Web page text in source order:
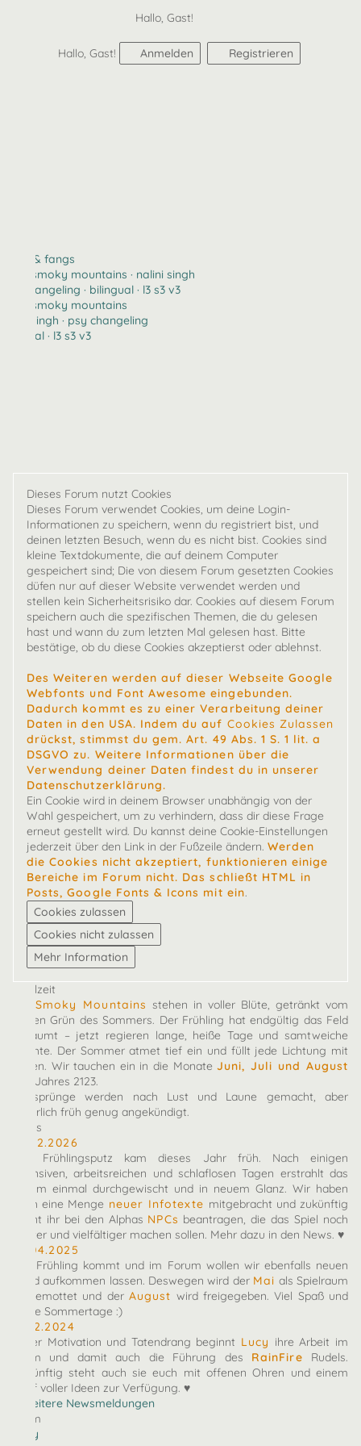
Hallo, Gast!
Hallo, Gast! Anmelden Registrieren
claws & fangs
2123 · smoky mountains · nalini singh
psy changeling · bilingual · l3 s3 v3
2123 · smoky mountains
nalini singh · psy changeling
bilingual · l3 s3 v3
Dieses Forum nutzt Cookies
Dieses Forum verwendet Cookies, um deine Login-
Informationen zu speichern, wenn du registriert bist, und
deinen letzten Besuch, wenn du es nicht bist. Cookies sind
kleine Textdokumente, die auf deinem Computer
gespeichert sind; Die von diesem Forum gesetzten Cookies
düfen nur auf dieser Website verwendet werden und
stellen kein Sicherheitsrisiko dar. Cookies auf diesem Forum
speichern auch die spezifischen Themen, die du gelesen
hast und wann du zum letzten Mal gelesen hast. Bitte
bestätige, ob du diese Cookies akzeptierst oder ablehnst.
Des Weiteren werden auf dieser Webseite Google
Webfonts und Font Awesome eingebunden.
Dadurch kommt es zu einer Verarbeitung deiner
Daten in den USA. Indem du auf Cookies Zulassen
drückst, stimmst du gem. Art. 49 Abs. 1 S. 1 lit. a
DSGVO zu. Weitere Informationen über die
Verwendung deiner Daten findest du in unserer
Datenschutzerklärung.
Ein Cookie wird in deinem Browser unabhängig von der
Wahl gespeichert, um zu verhindern, dass dir diese Frage
erneut gestellt wird. Du kannst deine Cookie-Einstellungen
jederzeit über den Link in der Fußzeile ändern. Werden
die Cookies nicht akzeptiert, funktionieren einige
Bereiche im Forum nicht. Das schließt HTML in
Posts, Google Fonts & Icons mit ein.
Spielzeit
DieSmoky Mountains stehen in voller Blüte, getränkt vom
satten Grün des Sommers. Der Frühling hat endgültig das Feld
geräumt – jetzt regieren lange, heiße Tage und samtweiche
Nächte. Der Sommer atmet tief ein und füllt jede Lichtung mit
Leben. Wir tauchen ein in die MonateJuni, Juli und August
des Jahres 2123.
Zeitsprünge werden nach Lust und Laune gemacht, aber
natürlich früh genug angekündigt.
News
10.02.2026
Der Frühlingsputz kam dieses Jahr früh. Nach einigen
intensiven, arbeitsreichen und schlaflosen Tagen erstrahlt das
Forum einmal durchgewischt und in neuem Glanz. Wir haben
euch eine Menge neuer Infotexte mitgebracht und zukünftig
könnt ihr bei den Alphas NPCs beantragen, die das Spiel noch
bunter und vielfältiger machen sollen. Mehr dazu in den News. ♥
27.04.2025
Der Frühling kommt und im Forum wollen wir ebenfalls neuen
Wind aufkommen lassen. Deswegen wird der Mai als Spielraum
eingemottet und derAugust wird freigegeben. Viel Spaß und
heiße Sommertage :)
07.12.2024
Voller Motivation und Tatendrang beginnt Lucy ihre Arbeit im
Team und damit auch die Führung des RainFire Rudels.
Zukünftig steht auch sie euch mit offenen Ohren und einem
Kopf voller Ideen zur Verfügung. ♥
» Weitere Newsmeldungen
Team
arby